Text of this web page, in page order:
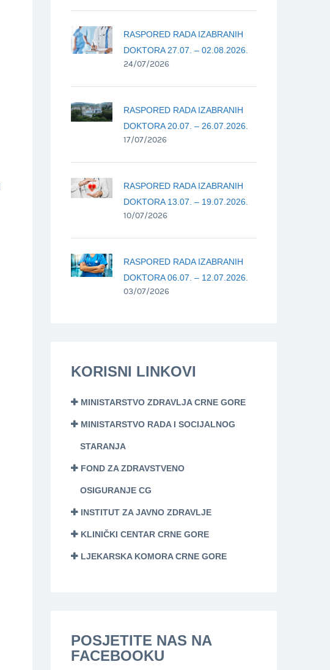
RASPORED RADA IZABRANIH
DOKTORA 27.07. – 02.08.2026.
24/07/2026
RASPORED RADA IZABRANIH
DOKTORA 20.07. – 26.07.2026.
17/07/2026
RASPORED RADA IZABRANIH
DOKTORA 13.07. – 19.07.2026.
10/07/2026
RASPORED RADA IZABRANIH
DOKTORA 06.07. – 12.07.2026.
03/07/2026
KORISNI LINKOVI
MINISTARSTVO ZDRAVLJA CRNE GORE
MINISTARSTVO RADA I SOCIJALNOG
STARANJA
FOND ZA ZDRAVSTVENO
OSIGURANJE CG
INSTITUT ZA JAVNO ZDRAVLJE
KLINIČKI CENTAR CRNE GORE
LJEKARSKA KOMORA CRNE GORE
POSJETITE NAS NA
FACEBOOKU